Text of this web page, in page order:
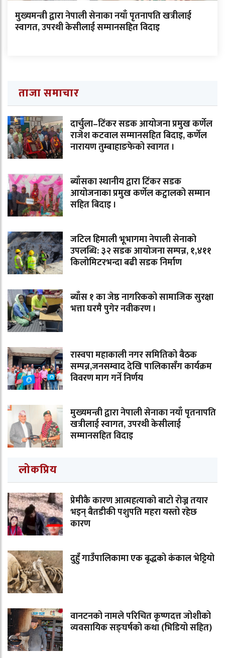
मुख्यमन्त्री द्वारा नेपाली सेनाका नयाँ पृतनापति खत्रीलाई
स्वागत, उपरथी केसीलाई सम्मानसहित विदाइ
ताजा समाचार
दार्चुला–टिंकर सडक आयोजना प्रमुख कर्णेल
राजेश कटवाल सम्मानसहित बिदाइ, कर्णेल
नारायण तुम्बाहाङफेको स्वागत ।
ब्याँसका स्थानीय द्वारा टिंकर सडक
आयोजनाका प्रमुख कर्णेल कट्वालको सम्मान
सहित बिदाइ ।
जटिल हिमाली भूभागमा नेपाली सेनाको
उपलब्धि: ३२ सडक आयोजना सम्पन्न, १,४११
किलोमिटरभन्दा बढी सडक निर्माण
ब्याँस १ का जेष्ठ नागरिकको सामाजिक सुरक्षा
भत्ता घरमै पुगेर नवीकरण ।
रास्वपा महाकाली नगर समितिको बैठक
सम्पन्न,जनसम्वाद देखि पालिकासँग कार्यक्रम
विवरण माग गर्ने निर्णय
मुख्यमन्त्री द्वारा नेपाली सेनाका नयाँ पृतनापति
खत्रीलाई स्वागत, उपरथी केसीलाई
सम्मानसहित विदाइ
लोकप्रिय
प्रेमीकै कारण आत्महत्याको बाटो रोज्न तयार
भइन् बैतडीकी पशुपति महरा यस्तो रहेछ
कारण
दुहुँ गाउँपालिकामा एक बृद्धको कंकाल भेट्टियो
वानटनको नामले परिचित कृष्णदत्त जोशीको
व्यवसायिक सङ्घर्षको कथा (भिडियो सहित)